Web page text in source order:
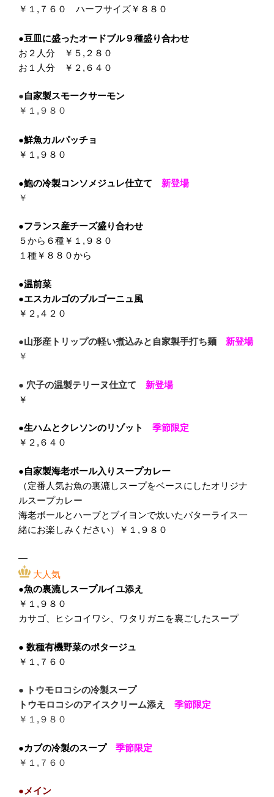
￥１,７６０ ハーフサイズ￥８８０
●豆皿に盛ったオードブル９種盛り合わせ
お２人分 ￥５,２８０
お１人分 ￥２,６４０
●自家製スモークサーモン
￥１,９８０
●鮮魚カルパッチョ
￥１, ９８０
●鮑の冷製コンソメジュレ仕立て 新登場
￥
●フランス産チーズ盛り合わせ
５から６種￥１,９８０
１種￥８８０から
●温前菜
●エスカルゴのブルゴーニュ風
￥２,４２０
●山形産トリップの軽い煮込みと自家製手打ち麺 新登場
￥
● 穴子の温製テリーヌ仕立て 新登場
￥
●生ハムとクレソンのリゾット 季節限定
￥２,６４０
●自家製海老ボール入りスープカレー
（定番人気お魚の裏漉しスープをベースにしたオリジナ
ルスープカレー
海老ボールとハーブとブイヨンで炊いたバターライス一
緒にお楽しみください）
￥１,９８０
—
大人気
●魚の裏漉しスープルイユ添え
￥１,９８０
カサゴ、ヒシコイワシ、ワタリガニを裏ごしたスープ
● 数種有機野菜のポタージュ
￥１,７６０
● トウモロコシの冷製スープ
トウモロコシのアイスクリーム添え 季節限定
￥１,９８０
●カブの冷製のスープ 季節限定
￥１,７６０
●メイン